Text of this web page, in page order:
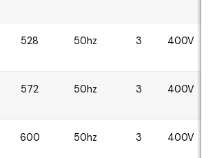
528 50hz 3 400V
572 50hz 3 400V
600 50hz 3 400V